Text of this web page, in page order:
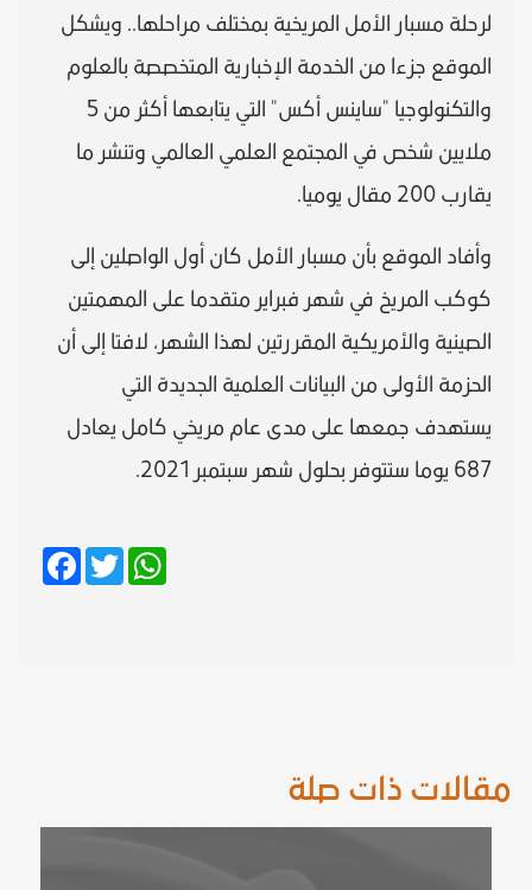
مقالات ذات صلة
لرحلة مسبار الأمل المريخية بمختلف مراحلها.. ويشكل
الموقع جزءا من الخدمة الإخبارية المتخصصة بالعلوم
والتكنولوجيا "ساينس أكس" التي يتابعها أكثر من 5
ملايين شخص في المجتمع العلمي العالمي وتنشر ما
يقارب 200 مقال يوميا.
وأفاد الموقع بأن مسبار الأمل كان أول الواصلين إلى
كوكب المريخ في شهر فبراير متقدما على المهمتين
الصينية والأمريكية المقررتين لهذا الشهر، لافتا إلى أن
الحزمة الأولى من البيانات العلمية الجديدة التي
يستهدف جمعها على مدى عام مريخي كامل يعادل
687 يوما ستتوفر بحلول شهر سبتمبر 2021.
Facebook
Twitter